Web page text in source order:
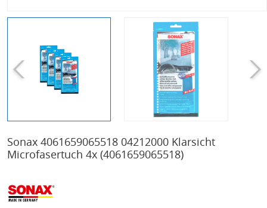
Sonax 4061659065518 04212000 Klarsicht
Microfasertuch 4x (4061659065518)